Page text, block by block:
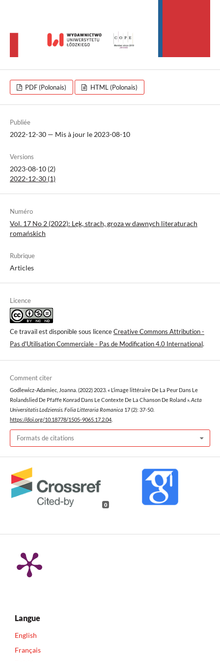
PDF (Polonais) HTML (Polonais)
Publiée
2022-12-30 — Mis à jour le 2023-08-10
Versions
2023-08-10 (2)
2022-12-30 (1)
Numéro
Vol. 17 No 2 (2022): Lęk, strach, groza w dawnych literaturach
romańskich
Rubrique
Articles
Licence
Ce travail est disponible sous licenceCreative Commons Attribution -
Pas d'Utilisation Commerciale - Pas de Modification 4.0 International.
Comment citer
Godlewicz-Adamiec, Joanna. (2022) 2023. « L’image littéraire De La Peur Dans Le
Rolandslied De Pfaffe Konrad Dans Le Contexte De La Chanson De Roland ». Acta
Universitatis Lodziensis. Folia Litteraria Romanica 17 (2): 37-50.
https://doi.org/10.18778/1505-9065.17.2.04.
Formats de citations
0
Langue
English
Français